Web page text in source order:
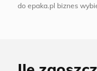
do epaka.pl biznes